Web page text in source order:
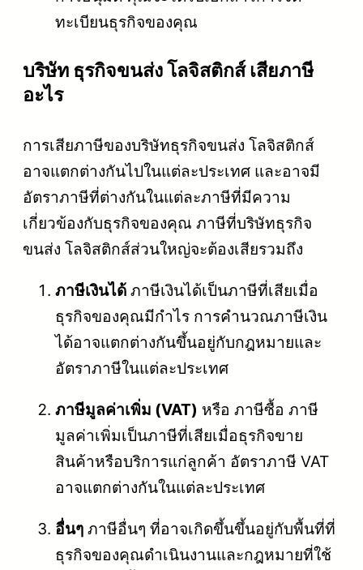
ทะเบียนธุรกิจของคุณ
บริษัท ธุรกิจขนส่ง โลจิสติกส์ เสียภาษี
อะไร
การเสียภาษีของบริษัทธุรกิจขนส่ง โลจิสติกส์
อาจแตกต่างกันไปในแต่ละประเทศ และอาจมี
อัตราภาษีที่ต่างกันในแต่ละภาษีที่มีความ
เกี่ยวข้องกับธุรกิจของคุณ ภาษีที่บริษัทธุรกิจ
ขนส่ง โลจิสติกส์ส่วนใหญ่จะต้องเสียรวมถึง
ภาษีเงินได้ ภาษีเงินได้เป็นภาษีที่เสียเมื่อ
ธุรกิจของคุณมีกำไร การคำนวณภาษีเงิน
ได้อาจแตกต่างกันขึ้นอยู่กับกฎหมายและ
อัตราภาษีในแต่ละประเทศ
ภาษีมูลค่าเพิ่ม (VAT) หรือ ภาษีซื้อ ภาษี
มูลค่าเพิ่มเป็นภาษีที่เสียเมื่อธุรกิจขาย
สินค้าหรือบริการแก่ลูกค้า อัตราภาษี VAT
อาจแตกต่างกันในแต่ละประเทศ
อื่นๆ ภาษีอื่นๆ ที่อาจเกิดขึ้นขึ้นอยู่กับพื้นที่ที่
ธุรกิจของคุณดำเนินงานและกฎหมายที่ใช้